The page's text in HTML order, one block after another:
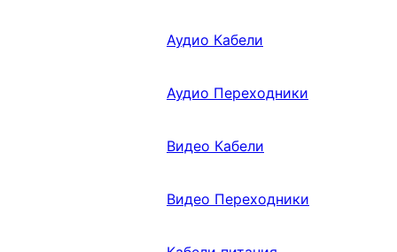
Аудио Кабели
Аудио Переходники
Видео Кабели
Видео Переходники